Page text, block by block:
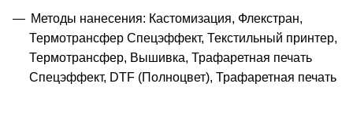
Методы нанесения: Кастомизация, Флекстран,
Термотрансфер Спецэффект, Текстильный принтер,
Термотрансфер, Вышивка, Трафаретная печать
Спецэффект, DTF (Полноцвет), Трафаретная печать